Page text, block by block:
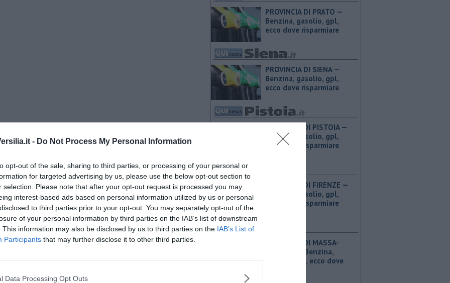
- Do Not Process My Personal Information
opt-out of the sale, sharing to third parties, or processing of your personal or
for targeted advertising by us, please use the below opt-out section to
selection. Please note that after your opt-out request is processed you may
interest-based ads based on personal information utilized by us or personal
to third parties prior to your opt-out. You may separately opt-out of the
of your personal information by third parties on the IAB’s list of downstream
This information may also be disclosed by us to third parties on the IAB’s List of
Participants that may further disclose it to other third parties.
Data Processing Opt Outs
PROVINCIA DI PRATO — ​
Benzina, gasolio, gpl,
ecco dove risparmiare
PROVINCIA DI SIENA — ​
Benzina, gasolio, gpl,
ecco dove risparmiare
PROVINCIA DI PISTOIA — ​
Benzina, gasolio, gpl,
ecco dove risparmiare
PROVINCIA DI FIRENZE — ​
Benzina, gasolio, gpl,
ecco dove risparmiare
PROVINCIA DI MASSA-
CARRARA — ​Benzina,
gasolio, gpl, ecco dove